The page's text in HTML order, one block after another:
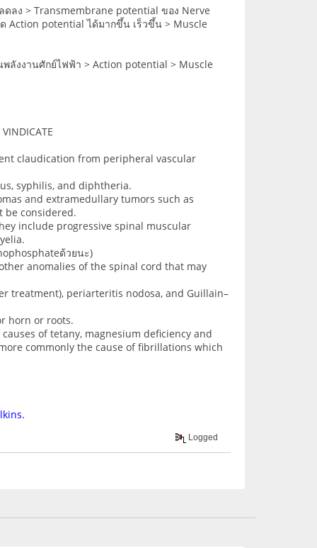
ดลง > Transmembrane potential ของ Nerve
Action potential ได้มากขึ้น เร็วขึ้น > Muscle
ลังงานศักย์ไฟฟ้า > Action potential > Muscle
claudication from peripheral vascular
syphilis, and diphtheria.
and extramedullary tumors such as
be considered.
include progressive spinal muscular
ด้วยนะ)
anomalies of the spinal cord that may
treatment), periarteritis nodosa, and Guillain–
horn or roots.
of tetany, magnesium deficiency and
commonly the cause of fibrillations which
Logged